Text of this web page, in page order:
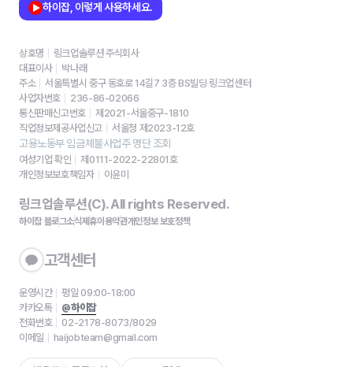
하이잡, 이렇게 사용하세요.
상호명
링크업솔루션 주식회사
대표이사
박나래
주소
서울특별시 중구 동호로 14길7 3층 BS빌딩 링크업센터
사업자번호
236-86-02066
통신판매신고번호
제2021-서울중구-1810
직업정보제공사업신고
서울청 제2023-12호
고용노동부 임금체불사업주 명단 조회
여성기업 확인
제0111-2022-22801호
개인정보보호책임자
이윤미
링크업솔루션(C). All rights Reserved.
하이잡 블로그소식제휴이용약관개인정보 보호정책
고객센터
운영시간
평일 09:00-18:00
카카오톡
@하이잡
전화번호
02-2178-8073/8029
이메일
haijobteam@gmail.com